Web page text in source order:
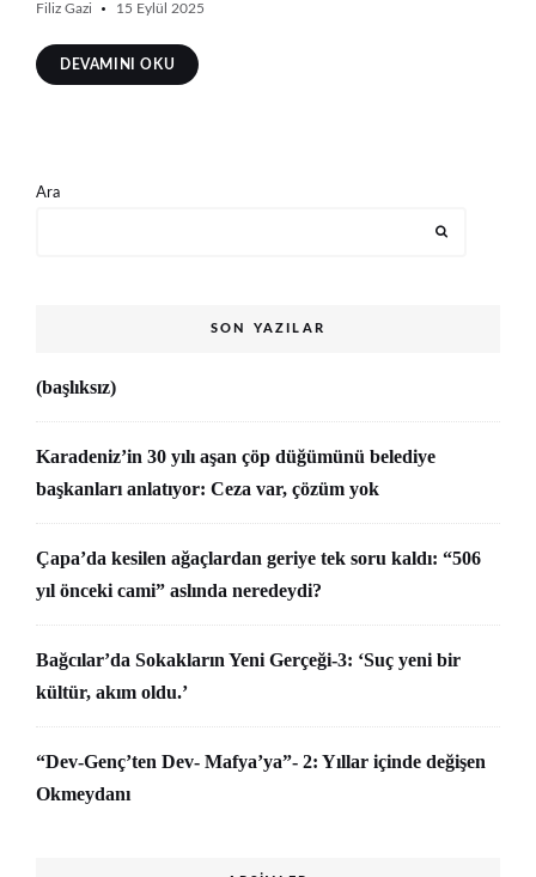
Filiz Gazi 15 Eylül 2025
DEVAMINI OKU
Ara
SON YAZILAR
(başlıksız)
Karadeniz’in 30 yılı aşan çöp düğümünü belediye
başkanları anlatıyor: Ceza var, çözüm yok
Çapa’da kesilen ağaçlardan geriye tek soru kaldı: “506
yıl önceki cami” aslında neredeydi?
Bağcılar’da Sokakların Yeni Gerçeği-3: ‘Suç yeni bir
kültür, akım oldu.’
“Dev-Genç’ten Dev- Mafya’ya”- 2: Yıllar içinde değişen
Okmeydanı